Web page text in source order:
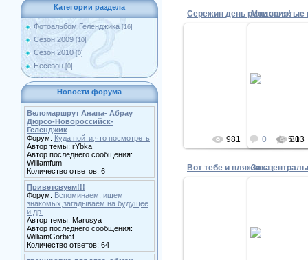
Категории раздела
Фотоальбом Геленджика [16]
Сезон 2009 [10]
Сезон 2010 [0]
Несезон [0]
Новости форума
Веломаршрут Анапа- Абрау
Дюрсо-Новороссийск-
Геленджик
Форум: Куда пойти,что посмотреть
Автор темы: rYbka
Автор последнего сообщения:
Williamfum
Количество ответов: 6
Приветсвуем!!!
Форум: Вспоминаем, ищем
знакомых,загадываем на будущее
и др.
Автор темы: Marusya
Автор последнего сообщения:
WilliamGorbict
Количество ответов: 64
Сережин день рождения!
И опять гульванка:)
981 0 5.0
813
лежбище котиков
Закат